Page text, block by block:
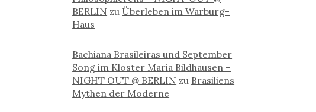
BERLIN zu Überleben im Warburg-
Haus
Bachiana Brasileiras und September
Song im Kloster Maria Bildhausen –
NIGHT OUT @ BERLIN zu Brasiliens
Mythen der Moderne